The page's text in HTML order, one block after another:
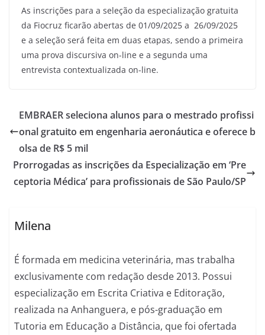
As inscrições para a seleção da especialização gratuita
da Fiocruz ficarão abertas de 01/09/2025 a 26/09/2025
e a seleção será feita em duas etapas, sendo a primeira
uma prova discursiva on-line e a segunda uma
entrevista contextualizada on-line.
EMBRAER seleciona alunos para o mestrado profissi
onal gratuito em engenharia aeronáutica e oferece b
olsa de R$ 5 mil
Prorrogadas as inscrições da Especialização em ‘Pre
ceptoria Médica’ para profissionais de São Paulo/SP
Milena
É formada em medicina veterinária, mas trabalha
exclusivamente com redação desde 2013. Possui
especialização em Escrita Criativa e Editoração,
realizada na Anhanguera, e pós-graduação em
Tutoria em Educação a Distância, que foi ofertada